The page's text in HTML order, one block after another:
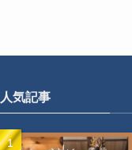
人気記事